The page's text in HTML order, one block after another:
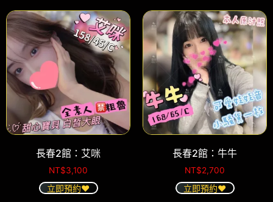
長春2館：艾咪
NT$3,100
立即預約❤️
長春2館：牛牛
NT$2,700
立即預約❤️